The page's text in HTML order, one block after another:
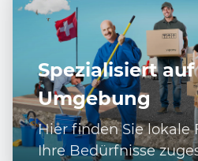
Spezialisiert
Umgebung
Hier finden Sie lokale
Ihre Bedürfnisse